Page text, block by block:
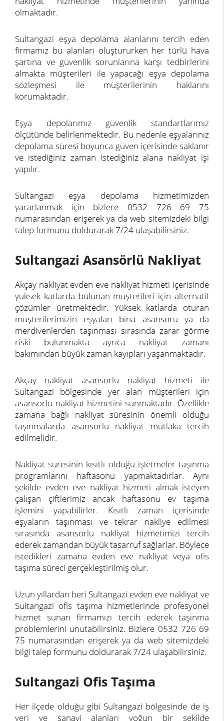
olmaktadır.
Sultangazi eşya depolama alanlarını tercih eden
firmamız bu alanları oluştururken her türlü hava
şartına ve güvenlik sorunlarına karşı tedbirlerini
almakta müşterileri ile yapacağı eşya depolama
sözleşmesi ile müşterilerinin haklarını
korumaktadır.
Eşya depolarımız güvenlik standartlarımız
ölçütünde belirlenmektedir. Bu nedenle eşyalarınız
depolama süresi boyunca güven içerisinde saklanır
ve istediğiniz zaman istediğiniz alana nakliyat işi
yapılır.
Sultangazi eşya depolama hizmetimizden
yararlanmak için bizlere 0532 726 69 75
numarasından erişerek ya da web sitemizdeki bilgi
talep formunu doldurarak 7/24 ulaşabilirsiniz.
Sultangazi Asansörlü Nakliyat
Akçay nakliyat evden eve nakliyat hizmeti içerisinde
yüksek katlarda bulunan müşterileri için alternatif
çözümler üretmektedir. Yüksek katlarda oturan
müşterilerimizin eşyaları bina asansörü ya da
merdivenlerden taşınması sırasında zarar görme
riski bulunmakta ayrıca nakliyat zamanı
bakımından büyük zaman kayıpları yaşanmaktadır.
Akçay nakliyat asansörlü nakliyat hizmeti ile
Sultangazi bölgesinde yer alan müşterileri için
asansörlü nakliyat hizmetini sunmaktadır. Özellikle
zamana bağlı nakliyat süresinin önemli olduğu
taşınmalarda asansörlü nakliyat mutlaka tercih
edilmelidir.
Nakliyat süresinin kısıtlı olduğu işletmeler taşınma
programlarını haftasonu yapmaktadırlar. Aynı
şekilde evden eve nakliyat hizmeti almak isteyen
çalışan çiftlerimiz ancak haftasonu ev taşıma
işlemini yapabilirler. Kısıtlı zaman içerisinde
eşyaların taşınması ve tekrar nakliye edilmesi
sırasında asansörlü nakliyat hizmetimizi tercih
ederek zamandan büyük tasarruf sağlarlar. Böylece
istedikleri zamana evden eve nakliyat veya ofis
taşıma süreci gerçekleştirilmiş olur.
Uzun yıllardan beri Sultangazi evden eve nakliyat ve
Sultangazi ofis taşıma hizmetlerinde profesyonel
hizmet sunan firmamızı tercih ederek taşınma
problemlerini unutabilirsiniz. Bizlere 0532 726 69
75 numarasından erişerek ya da web sitemizdeki
bilgi talep formunu doldurarak 7/24 ulaşabilirsiniz.
Sultangazi Ofis Taşıma
Her ilçede olduğu gibi Sultangazi bölgesinde de iş
yeri ve sanayi alanları yoğun bir şekilde